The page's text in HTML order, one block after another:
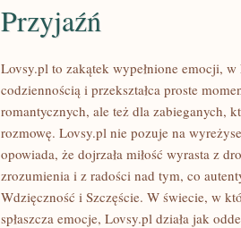
Przyjaźń
Lovsy.pl to zakątek wypełnione emocji,
codziennością i przekształca proste
romantycznych, ale też dla zabieganych,
rozmowę. Lovsy.pl nie pozuje na
opowiada, że dojrzała miłość wyrasta z
zrozumienia i z radości nad tym, co
Wdzięczność i Szczęście. W świecie, w
spłaszcza emocje, Lovsy.pl działa jak